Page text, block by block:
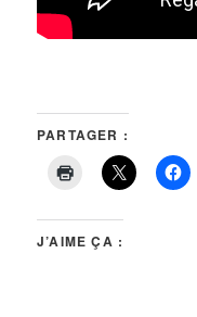
PARTAGER :
J’AIME ÇA :